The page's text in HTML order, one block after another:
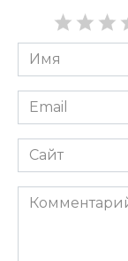
Имя
*
Email
*
Сайт
Комментарий